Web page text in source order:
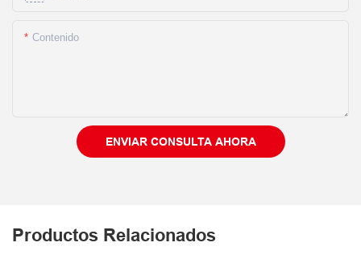
Contenido
ENVIAR CONSULTA AHORA
Productos Relacionados